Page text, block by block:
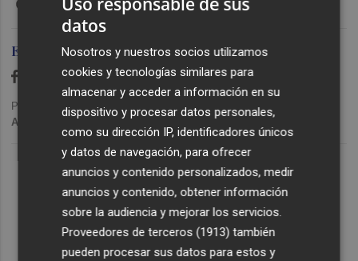
Lo Más Escuchado
Suscríbete al canal de
Whatsapp
Ediciones Plaza
Publicado: 09/04/2020 ·
Actualizado: 29/01/2024 · 11:17
datos
Nosotros y nuestros socios utilizamos
cookies y tecnologías similares para
almacenar y acceder a información en su
dispositivo y procesar datos personales,
como su dirección IP, identificadores únicos
y datos de navegación, para ofrecer
anuncios y contenido personalizados, medir
anuncios y contenido, obtener información
sobre la audiencia y mejorar los servicios.
Proveedores de terceros (1913) también
pueden procesar sus datos para estos y